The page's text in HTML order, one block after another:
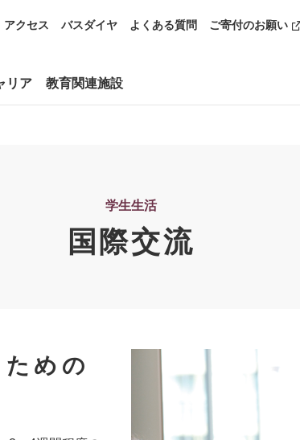
アクセス バスダイヤ よくある質問 ご寄付のお願い
リア 教育関連施設
学生生活
国際交流
めの